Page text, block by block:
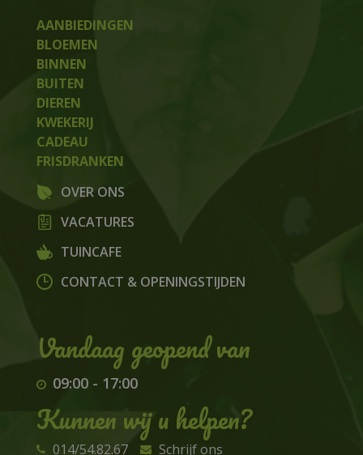
AANBIEDINGEN
BLOEMEN
BINNEN
BUITEN
DIEREN
KWEKERIJ
CADEAU
FRISDRANKEN
OVER ONS
VACATURES
TUINCAFE
CONTACT & OPENINGSTIJDEN
09:00- 17:00
Kunnen wij u helpen?
014/54.82.67 Schrijf ons